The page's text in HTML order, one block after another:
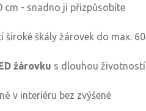
cm - snadno ji přizpůsobíte
široké škály žárovek do max. 60
žárovku s dlouhou životností
v interiéru bez zvýšené